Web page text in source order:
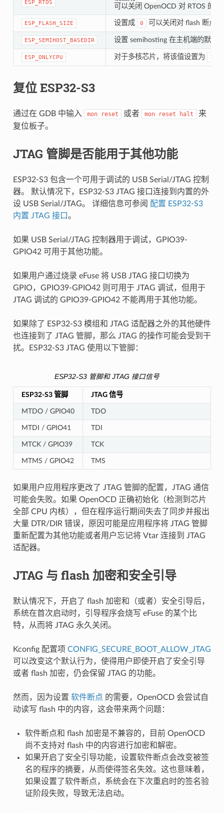
ESP_RTOS
可以关闭 OpenOCD 对 RTOS 的
ESP_FLASH_SIZE 设置成 0 可以关闭对 flash 断点
ESP_SEMIHOST_BASEDIR 设置 semihosting 在主机端的默认
ESP_ONLYCPU 对于多核芯片，将该值设置为 1
复位 ESP32-S3
通过在 GDB 中输入 mon reset 或者 mon reset halt
来
复位板子。
JTAG 管脚是否能用于其他功能
ESP32-S3 包含一个可用于调试的 USB Serial/JTAG 控制
器。 默认情况下，ESP32-S3 JTAG 接口连接到内置的外
设 USB Serial/JTAG。 详细信息可参阅 配置 ESP32-S3
内置 JTAG 接口。
如果 USB Serial/JTAG 控制器用于调试，GPIO39-
GPIO42 可用于其他功能。
如果用户通过烧录 eFuse 将 USB JTAG 接口切换为
GPIO，GPIO39-GPIO42 则可用于 JTAG 调试，但用于
JTAG 调试的 GPIO39-GPIO42 不能再用于其他功能。
如果除了 ESP32-S3 模组和 JTAG 适配器之外的其他硬件
也连接到了 JTAG 管脚，那么 JTAG 的操作可能会受到干
扰。ESP32-S3 JTAG 使用以下管脚：
ESP32-S3 管脚和 JTAG 接口信号
ESP32-S3 管脚 JTAG 信号
MTDO / GPIO40 TDO
MTDI / GPIO41 TDI
MTCK / GPIO39 TCK
MTMS / GPIO42 TMS
如果用户应用程序更改了 JTAG 管脚的配置，JTAG 通信
可能会失败。如果 OpenOCD 正确初始化（检测到芯片
全部 CPU 内核），但在程序运行期间失去了同步并报出
大量 DTR/DIR 错误，原因可能是应用程序将 JTAG 管脚
重新配置为其他功能或者用户忘记将 Vtar 连接到 JTAG
适配器。
JTAG 与 flash 加密和安全引导
默认情况下，开启了 flash 加密和（或者）安全引导后，
系统在首次启动时，引导程序会烧写 eFuse 的某个比
特，从而将 JTAG 永久关闭。
Kconfig 配置项 CONFIG_SECURE_BOOT_ALLOW_JTAG
可以改变这个默认行为，使得用户即使开启了安全引导
或者 flash 加密，仍会保留 JTAG 的功能。
然而，因为设置 软件断点 的需要，OpenOCD 会尝试自
动读写 flash 中的内容，这会带来两个问题：
软件断点和 flash 加密是不兼容的，目前 OpenOCD
尚不支持对 flash 中的内容进行加密和解密。
如果开启了安全引导功能，设置软件断点会改变被签
名的程序的摘要，从而使得签名失效。这也意味着，
如果设置了软件断点，系统会在下次重启时的签名验
证阶段失败，导致无法启动。